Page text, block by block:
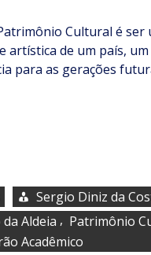
Cultural é
artística de um país,
para as gerações
Sergio Diniz da
Aldeia , Patrimônio
Acadêmico